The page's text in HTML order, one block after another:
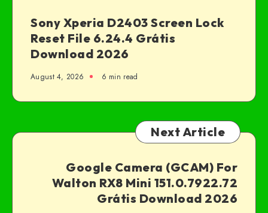
Sony Xperia D2403 Screen Lock
Reset File 6.24.4 Grátis
Download 2026
August 4, 2026 6 min read
Next Article
Google Camera (GCAM) For
Walton RX8 Mini 151.0.7922.72
Grátis Download 2026